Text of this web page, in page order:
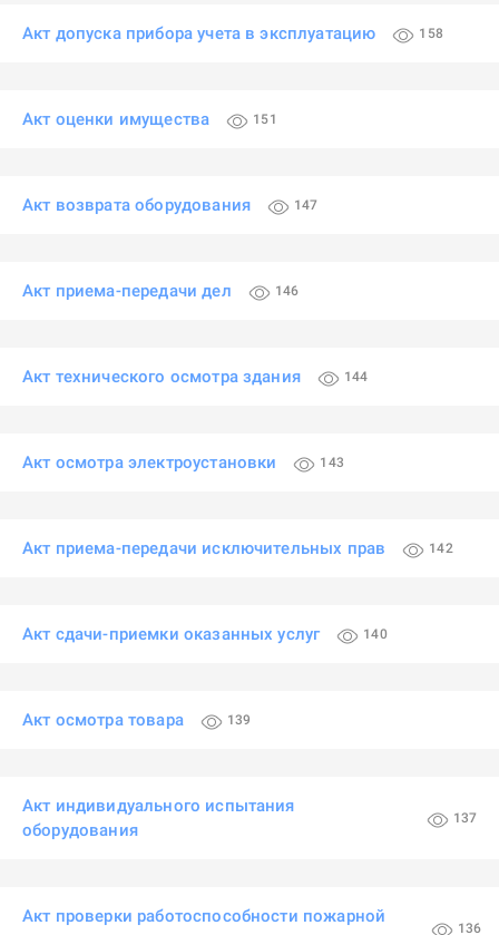
Акт допуска прибора учета в эксплуатацию 158
Акт оценки имущества 151
Акт возврата оборудования 147
Акт приема-передачи дел 146
Акт технического осмотра здания 144
Акт осмотра электроустановки 143
Акт приема-передачи исключительных прав 142
Акт сдачи-приемки оказанных услуг 140
Акт осмотра товара 139
Акт индивидуального испытания
оборудования
137
Акт проверки работоспособности пожарной
136